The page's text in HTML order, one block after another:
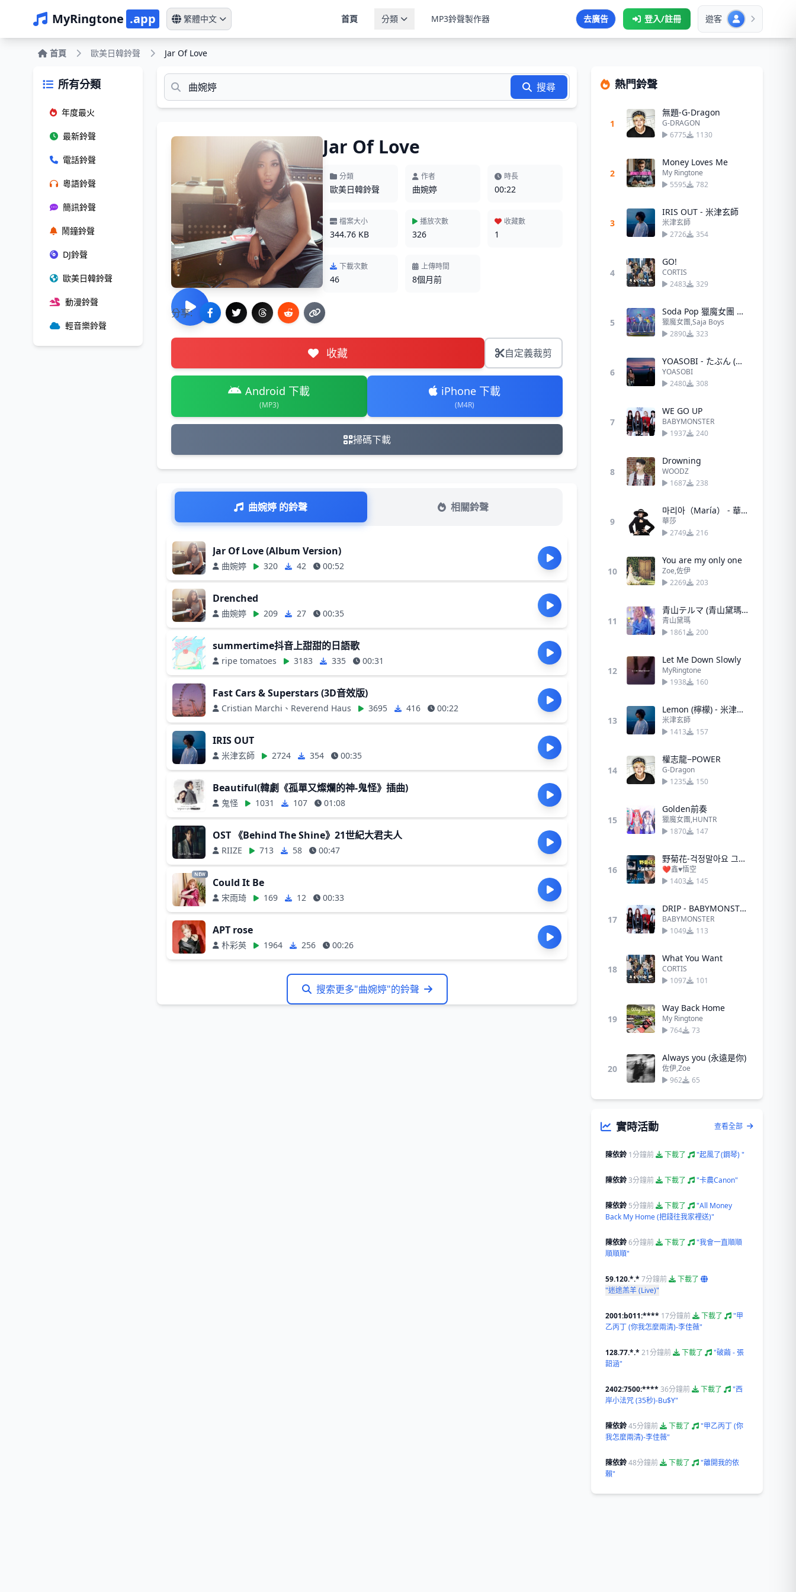
MyRingtone .app 繁體中文 首頁 分類 MP3鈴聲製作器 去廣告 登入/註冊 遊客
首頁 歐美日韓鈴聲 Jar Of Love
所有分類
年度最火
最新鈴聲
電話鈴聲
粵語鈴聲
簡訊鈴聲
鬧鐘鈴聲
DJ鈴聲
歐美日韓鈴聲
動漫鈴聲
輕音樂鈴聲
搜尋
Jar Of Love
分類
歐美日韓鈴聲
作者
曲婉婷
時長
00:22
檔案大小
344.76 KB
播放次數
326
收藏數
1
下載次數
46
上傳時間
8個月前
分享:
收藏 自定義裁剪
Android 下載
(MP3)
iPhone 下載
(M4R)
掃碼下載
曲婉婷 的鈴聲 相關鈴聲
Jar Of Love (Album Version)
曲婉婷 320 42 00:52
Drenched
曲婉婷 209 27 00:35
summertime抖音上甜甜的日語歌
ripe tomatoes 3183 335 00:31
Fast Cars & Superstars (3D音效版)
Cristian Marchi、Reverend Haus 3695 416 00:22
IRIS OUT
米津玄師 2724 354 00:35
Beautiful(韓劇《孤單又燦爛的神-鬼怪》插曲)
鬼怪 1031 107 01:08
OST 《Behind The Shine》21世紀大君夫人
RIIZE 713 58 00:47
NEW
Could It Be
宋雨琦 169 12 00:33
APT rose
朴彩英 1964 256 00:26
搜索更多"曲婉婷"的鈴聲
熱門鈴聲
1
無題-G-Dragon
G-DRAGON
6775
1130
2
Money Loves Me
My Ringtone
5595
782
3
IRIS OUT - 米津玄師
米津玄師
2726
354
4
GO!
CORTIS
2483
329
5
Soda Pop 獵魔女團 男團
獵魔女團,Saja Boys
2890
323
6
YOASOBI - たぶん (大概)
YOASOBI
2480
308
7
WE GO UP
BABYMONSTER
1937
240
8
Drowning
WOODZ
1687
238
9
마리아（María） - 華莎
華莎
2749
216
10
You are my only one
Zoe,佐伊
2269
203
11
青山テルマ (青山黛瑪) - そばにいるね (留在我身邊)
青山黛瑪
1861
200
12
Let Me Down Slowly
MyRingtone
1938
160
13
Lemon (檸檬) - 米津玄師
米津玄師
1413
157
14
權志龍−POWER
G-Dragon
1235
150
15
Golden前奏
獵魔女團,HUNTR
1870
147
16
野菊花-걱정말아요 그대(你不要擔心)
❤鑫♥悟空
1403
145
17
DRIP - BABYMONSTER
BABYMONSTER
1049
113
18
What You Want
CORTIS
1097
101
19
Way Back Home
My Ringtone
764
73
20
Always you (永遠是你)
佐伊,Zoe
962
65
實時活動 查看全部
陳依鈴 1分鐘前 下載了 "起風了(鋼琴) "
陳依鈴3分鐘前 下載了 "卡農Canon"
陳依鈴 5分鐘前 下載了
"All Money
Back My Home (把錢往我家裡送)"
陳依鈴6分鐘前 下載了
"我會一直順順
順順順"
59.120.*.* 7分鐘前
下載了
"迷途羔羊 (Live)"
2001:b011:**** 17分鐘前 下載了
"甲
乙丙丁 (你我怎麼兩清)-李佳薇"
128.77.*.* 21分鐘前 下載了
"破繭 - 張
韶涵"
2402:7500:**** 36分鐘前 下載了
"西
岸小法咒 (35秒)-Bu$Y"
陳依鈴45分鐘前 下載了
"甲乙丙丁 (你
我怎麼兩清)-李佳薇"
陳依鈴48分鐘前 下載了
"離開我的依
賴"